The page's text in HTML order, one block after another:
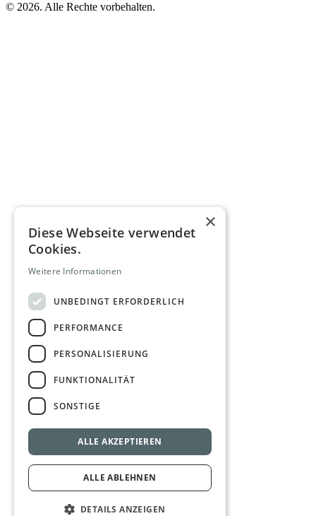
© 2026. Alle Rechte vorbehalten.
×
Diese Webseite verwendet
Cookies.
Weitere Informationen
UNBEDINGT ERFORDERLICH
PERFORMANCE
PERSONALISIERUNG
FUNKTIONALITÄT
SONSTIGE
ALLE AKZEPTIEREN
ALLE ABLEHNEN
DETAILS ANZEIGEN